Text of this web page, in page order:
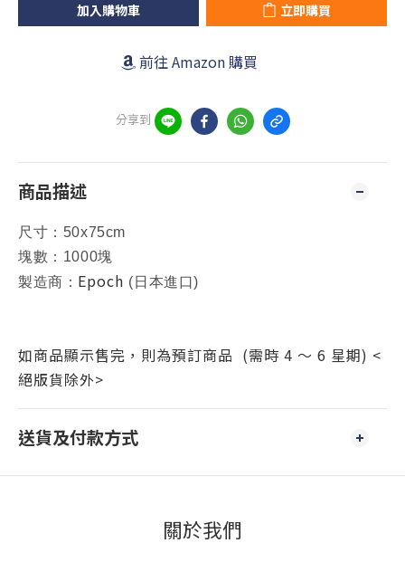
加入購物車 立即購買
前往 Amazon 購買
分享到
商品描述
尺寸：50x75cm
塊數：1000塊
製造商： Epoch (日本進口)
如商品顯示售完，則為預訂商品 (需時 4 ～ 6 星期) <
絕版貨除外>
送貨及付款方式
關於我們